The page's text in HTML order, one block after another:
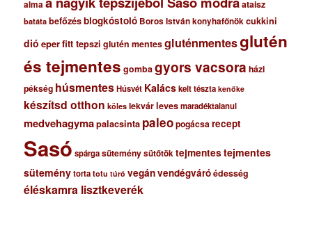
alma ataisz
batáta befőzésblogkóstoló Boros István konyhafőnökcukkini
dió eperfitt tepszi glutén mentesgluténmentesglutén
és tejmentes gombagyors vacsora házi
pékség húsmentesHúsvét Kalácskelt tészta kenőke
készítsd otthon köles lekvárlevesmaradéktalanul
medvehagymapalacsinta paleopogácsa recept
Sasó spárgasüteménysütőtöktejmentestejmentes
süteménytorta totu túró vegánvendégváróédesség
éléskamra lisztkeverék